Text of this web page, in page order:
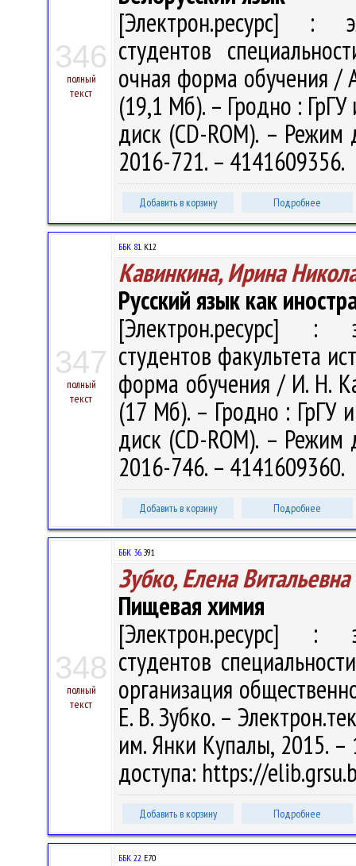
346
полный
текст
[Электрон.ресурс] :
студентов
очная форма обучения /
(19,1 Мб). – Гродно :
диск (CD-ROM). –
2016-721. – 4141609356.
Добавить в корзину Подробнее
347
полный
текст
ББК 81.К12
Кавинкина, Ирина
Русский язык как
[Электрон.ресурс] :
студентов факультета
форма обучения / И. Н.
(17 Мб). – Гродно : ГрГУ
диск (CD-ROM). –
2016-746. – 4141609360.
Добавить в корзину Подробнее
348
полный
текст
ББК 36.З91
Зубко, Елена Витальевна
Пищевая химия
[Электрон.ресурс] :
студентов
организация
Е. В. Зубко. –
им. Янки Купалы, 2015. –
доступа: https://
Добавить в корзину Подробнее
ББК 22.Е70